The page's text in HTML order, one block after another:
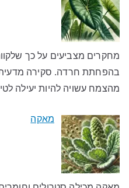
מחקרים מצביעים על כך
בהפחתת חרדה. סקירה
מהצמח עשויה להיות יעילה
מאקה